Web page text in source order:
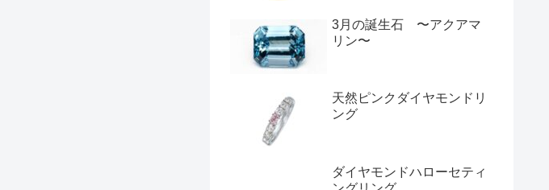
3月の誕生石 〜アクアマ
リン〜
天然ピンクダイヤモンドリ
ング
ダイヤモンドハローセティ